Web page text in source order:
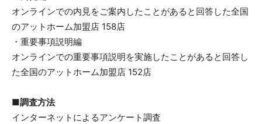
オンラインでの内見をご案内したことがあると回答した全国
のアットホーム加盟店 158店
・重要事項説明編
オンラインでの重要事項説明を実施したことがあると回答し
た全国のアットホーム加盟店 152店
■調査方法
インターネットによるアンケート調査